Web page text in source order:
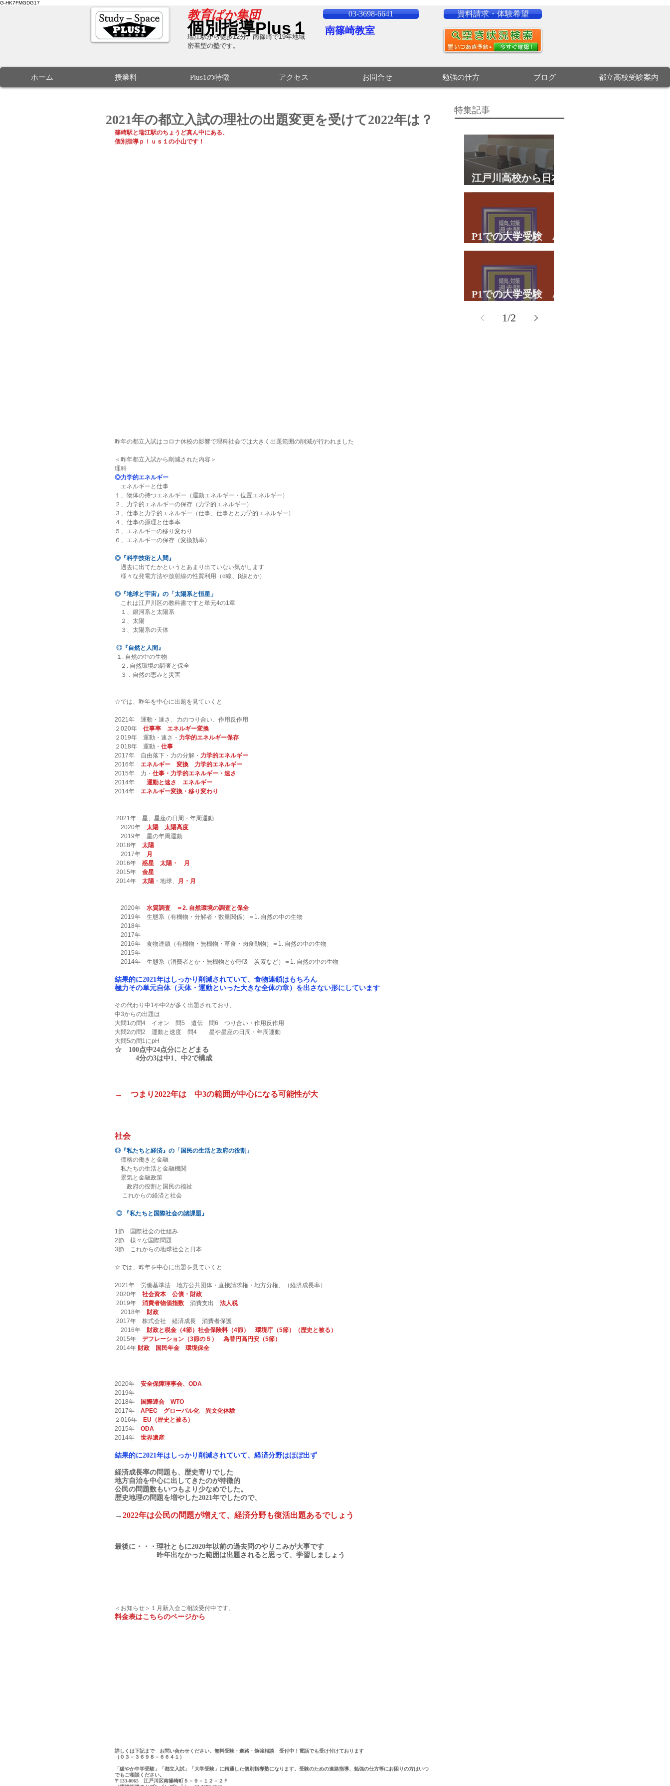
G-HK7FMGDG17
​教育ばか集団
個別指導Plus１ 南篠崎教室
03-3698-6641
瑞江駅から徒歩12分、南篠崎で19年地域
密着型の塾です。
資料請求・体験希望
ホーム 授業料 Plus1の特徴 アクセス お問合せ 勉強の仕方 ブログ 都立高校受験案内
2021年の都立入試の理社の出題変更を受けて2022年は？
篠崎駅と瑞江駅のちょうど真ん中にある、
個別指導ｐｌｕｓ１の小山です！
昨年の都立入試はコロナ休校の影響で理科社会では大きく出題範囲の削減が行われました
＜昨年都立入試から削減された内容＞
理科
◎力学的エネルギー
エネルギーと仕事
１、物体の持つエネルギー（運動エネルギー・位置エネルギー）
２、力学的エネルギーの保存（力学的エネルギー）
３、仕事と力学的エネルギー（仕事、仕事とと力学的エネルギー）
４、仕事の原理と仕事率
５、エネルギーの移り変わり
６、エネルギーの保存（変換効率）
◎『科学技術と人間』
過去に出てたかというとあまり出ていない気がします
様々な発電方法や放射線の性質利用（α線、β線とか）
◎『地球と宇宙』の「太陽系と恒星」
これは江戸川区の教科書ですと単元4の1章
１、銀河系と太陽系
２、太陽
３、太陽系の天体
◎『自然と人間』
１. 自然の中の生物
２. 自然環境の調査と保全
３．自然の恵みと災害
☆では、昨年を中心に出題を見ていくと
2021年　運動・速さ、力のつり合い、作用反作用
２020年 仕事率　エネルギー変換
２019年　運動・速さ・ 力学的エネルギー保存
２018年　運動・ 仕事
2017年　自由落下・力の分解・ 力学的エネルギー
2016年 エネルギー　変換　力学的エネルギー
2015年　力・ 仕事・力学的エネルギー・速さ
2014年 運動と速さ　エネルギー
2014年 エネルギー変換・移り変わり
2021年　星、星座の日周・年周運動
2020年 太陽　太陽高度
2019年　星の年周運動
2018年 太陽
2017年
月
2016年 惑星 太陽・
月
2015年 金星
2014年 太陽 ・地球、 月・月
2020年 水質調査　＝2. 自然環境の調査と保全
2019年　生態系（有機物・分解者・数量関係）＝1. 自然の中の生物
2018年
2017年
2016年　食物連鎖（有機物・無機物・草食・肉食動物）＝1. 自然の中の生物
2015年
2014年　生態系（消費者とか・無機物とか呼吸　炭素など）＝1. 自然の中の生物
結果的に2021年はしっかり削減されていて、食物連鎖はもちろん
極力その単元自体（天体・運動といった大きな全体の章）を出さない形にしています
その代わり中1や中2が多く出題されており、
中3からの出題は
大問1の問4　イオン　問5　遺伝　問6　つり合い・作用反作用
大問2の問2　運動と速度　問4　　星や星座の日周・年周運動
大問5の問1にpH
☆　100点中24点分にとどまる
4分の3は中1、中2で構成
→　つまり2022年は　中3の範囲が中心になる可能性が大
社会
◎『私たちと経済』の「国民の生活と政府の役割」
価格の働きと金融
私たちの生活と金融機関
景気と金融政策
政府の役割と国民の福祉
これからの経済と社会
◎ 『私たちと国際社会の諸課題』
1節　国際社会の仕組み
2節　様々な国際問題
3節　これからの地球社会と日本
☆では、昨年を中心に出題を見ていくと
2021年　労働基準法　地方公共団体・直接請求権・地方分権、（経済成長率）
2020年 社会資本　公債・財政
2019年 消費者物価指数 消費支出 法人税
2018年 財政
2017年　株式会社　経済成長　消費者保護
2016年 財政と税金（4節）社会保険料（4節） 環境庁（5節）（歴史と被る）
2015年 デフレーション（3節の５）　為替円高円安（5節）
2014年 財政　国民年金 環境保全
2020年 安全保障理事会、ODA
2019年
2018年 国際連合　WTO
2017年 APEC　グローバル化　異文化体験
２016年
EU（歴史と被る）
2015年 ODA
2014年 世界遺産
結果的に2021年はしっかり削減されていて、経済分野はほぼ出ず
経済成長率の問題も、歴史寄りでした
地方自治を中心に出してきたのが特徴的
公民の問題数もいつもより少なめでした。
歴史地理の問題を増やした2021年でしたので、
→2022年は公民の問題が増えて、経済分野も復活出題あるでしょう
最後に・・・理社ともに2020年以前の過去問のやりこみが大事です
昨年出なかった範囲は出題されると思って、学習しましょう
＜お知らせ＞１月新入会ご相談受付中です。
料金表はこちらのページから
詳しくは下記まで　お問い合わせください。無料受験・進路・勉強相談　受付中！電話でも受け付けております
（０３－３６９８－６６４１）
「緩やか中学受験」「都立入試」「大学受験」に精通した個別指導塾になります。受験のための進路指導、勉強の仕方等にお困りの方はいつ
でもご相談ください。
〒133-0065　江戸川区南篠崎町５－９－１２－２Ｆ
特集記事
江戸川高校から日本
大学文理学部に合
格 合格体験談
P1での大学受験 A
君の体験談パート２
P1での大学受験 A
1/2